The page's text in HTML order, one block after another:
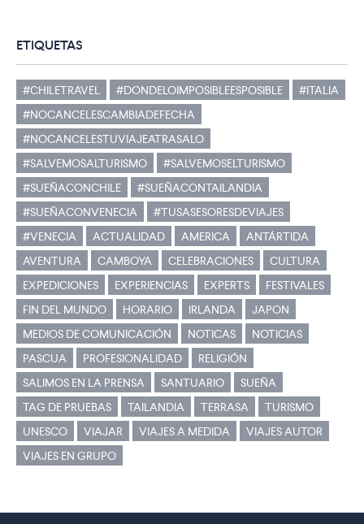
ETIQUETAS
#CHILETRAVEL #DONDELOIMPOSIBLEESPOSIBLE
#ITALIA
#NOCANCELESCAMBIADEFECHA
#NOCANCELESTUVIAJEATRASALO
#SALVEMOSALTURISMO
#SALVEMOSELTURISMO
#SUEÑACONCHILE
#SUEÑACONTAILANDIA
#SUEÑACONVENECIA
#TUSASESORESDEVIAJES
#VENECIA
ACTUALIDAD AMERICA
ANTÁRTIDA
AVENTURA
CAMBOYA CELEBRACIONES
CULTURA
EXPEDICIONES
EXPERIENCIAS EXPERTS
FESTIVALES
FIN DEL MUNDO
HORARIO IRLANDA
JAPON
MEDIOS DE COMUNICACIÓN
NOTICAS
NOTICIAS
PASCUA
PROFESIONALIDAD
RELIGIÓN
SALIMOS EN LA PRENSA
SANTUARIO
SUEÑA
TAG DE PRUEBAS
TAILANDIA TERRASA
TURISMO
UNESCO
VIAJAR VIAJES A MEDIDA
VIAJES AUTOR
VIAJES EN GRUPO